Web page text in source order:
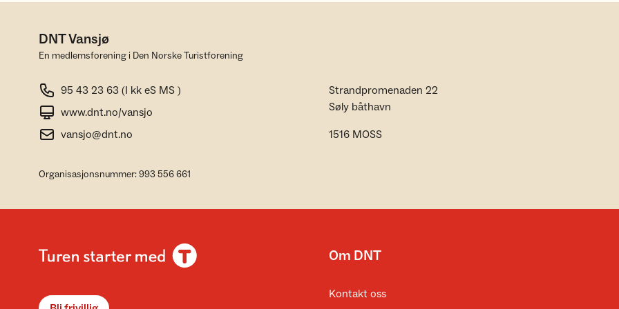
DNT Vansjø
En medlemsforening i Den Norske Turistforening
95 43 23 63 (I kk eS MS )
www.dnt.no/vansjo
vansjo@dnt.no
Strandpromenaden 22
Søly båthavn
1516 MOSS
Organisasjonsnummer: 993 556 661
Om DNT
Kontakt oss